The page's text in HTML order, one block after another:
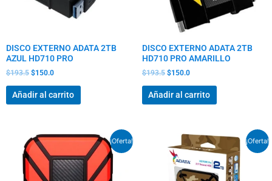
DISCO EXTERNO ADATA 2TB
AZUL HD710 PRO
$193.5 $150.0
Añadir al carrito
DISCO EXTERNO ADATA 2TB
HD710 PRO AMARILLO
$193.5 $150.0
Añadir al carrito
¡Oferta!
El
precio
original
era:
$193.5.
El
actual
es:
$150.0.
¡Oferta!
precio
original
era:
$193.5.
El
precio
es:
$150.0.